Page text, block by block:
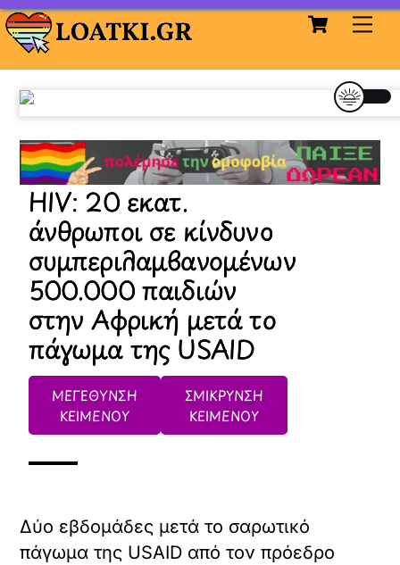
Skip
to
content
Cart
HIV: 20 εκατ.
άνθρωποι σε κίνδυνo
συμπεριλαμβανομένων
500.000 παιδιών
στην Αφρική μετά το
πάγωμα της USAID
ΜΕΓΕΘΥΝΣΗ
ΚΕΙΜΕΝΟΥ
ΣΜΙΚΡΥΝΣΗ
ΚΕΙΜΕΝΟΥ
Δύο εβδομάδες μετά το σαρωτικό
πάγωμα της USAID από τον πρόεδρο